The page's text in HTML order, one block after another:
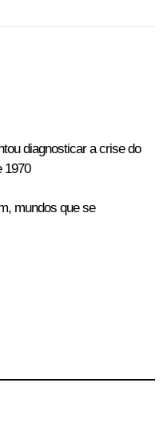
diagnosticar a crise do
1970
mundos que se